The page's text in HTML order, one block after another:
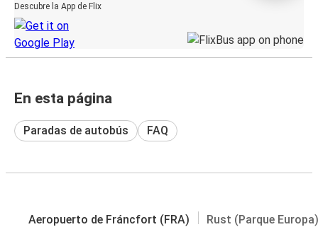
Descubre la App de Flix
En esta página
Paradas de autobús FAQ
Aeropuerto de Fráncfort (FRA) Rust (Parque Europa)